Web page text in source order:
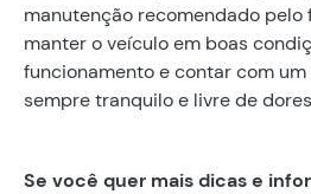
manutenção recomendado
manter o veículo em boas
funcionamento e contar com
sempre tranquilo e livre de
Se você quer mais dicas e